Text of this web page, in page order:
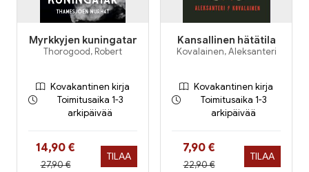
Myrkkyjen kuningatar
Thorogood, Robert
Kovakantinen kirja
Toimitusaika 1-3
arkipäivää
Hinta nyt
14,90 €
Hinta aiemmin
27,90 €
TILAA
Kansallinen hätätila
Kovalainen, Aleksanteri
Kovakantinen kirja
Toimitusaika 1-3
arkipäivää
Hinta nyt
7,90 €
Hinta aiemmin
22,90 €
TILAA